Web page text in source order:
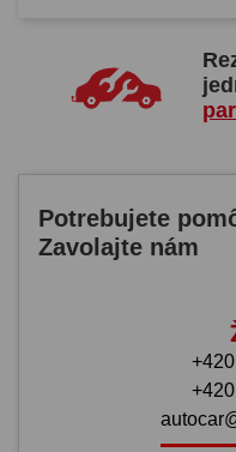
Potrebujete
Zavolajte nám